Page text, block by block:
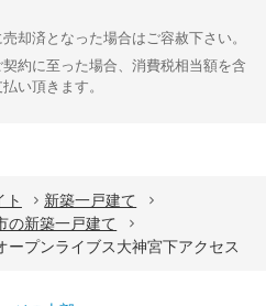
却済となった場合はご容赦下さい。
約に至った場合、消費税相当額を含
い頂きます。
ト
新築一戸建て
の新築一戸建て
ープンライブス大神宮下アクセス